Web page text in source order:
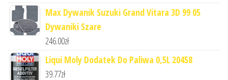
Max Dywanik Suzuki Grand Vitara 3D 99 05
Dywaniki Szare
246.00zł
Liqui Moly Dodatek Do Paliwa 0,5L 20458
39.77zł